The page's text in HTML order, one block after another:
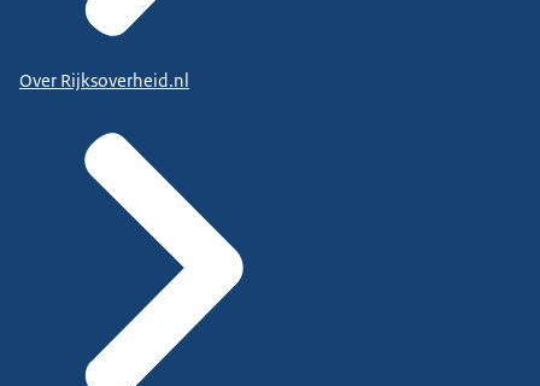
Over Rijksoverheid.nl